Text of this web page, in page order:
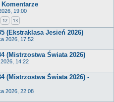
19:00
12 13
(Ekstraklasa Jesień 2026)
2026, 17:52
(Mistrzostwa Świata 2026)
14:22
(Mistrzostwa Świata 2026) -
2026, 22:08